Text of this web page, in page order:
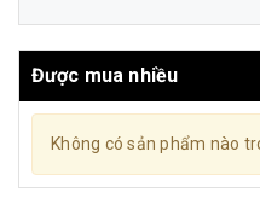
Được mua nhiều
Không có sản phẩm nào